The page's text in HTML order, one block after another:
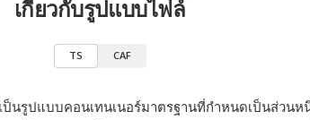
เกี่ยวกับรูปแบบไฟล์
TS CAF
ป็นรูปแบบคอนเทนเนอร์มาตรฐานที่กำหนดเป็นส่วนห